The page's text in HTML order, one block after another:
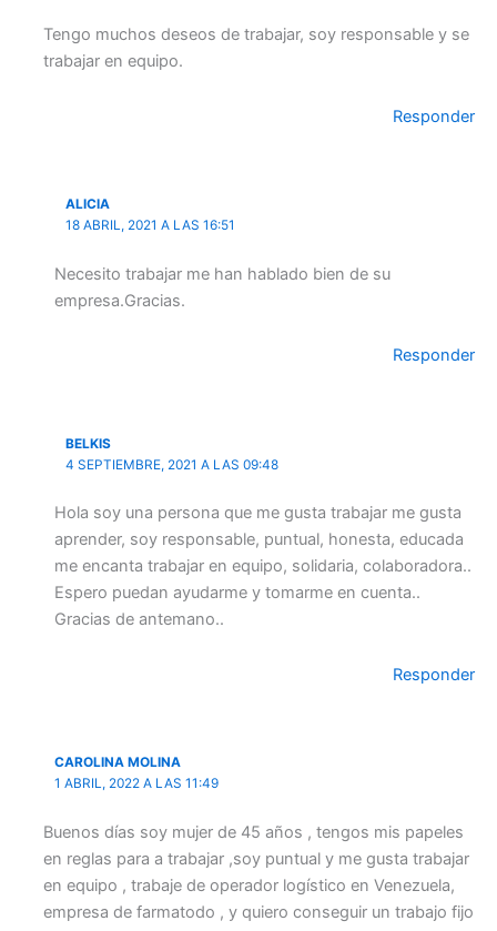
Tengo muchos deseos de trabajar, soy responsable y se
trabajar en equipo.
Responder
ALICIA
18 ABRIL, 2021 A LAS 16:51
Necesito trabajar me han hablado bien de su
empresa.Gracias.
Responder
BELKIS
4 SEPTIEMBRE, 2021 A LAS 09:48
Hola soy una persona que me gusta trabajar me gusta
aprender, soy responsable, puntual, honesta, educada
me encanta trabajar en equipo, solidaria, colaboradora..
Espero puedan ayudarme y tomarme en cuenta..
Gracias de antemano..
Responder
CAROLINA MOLINA
1 ABRIL, 2022 A LAS 11:49
Buenos días soy mujer de 45 años , tengos mis papeles
en reglas para a trabajar ,soy puntual y me gusta trabajar
en equipo , trabaje de operador logístico en Venezuela,
empresa de farmatodo , y quiero conseguir un trabajo fijo